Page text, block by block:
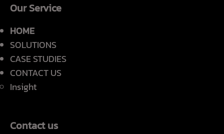
Our Service
HOME
SOLUTIONS
CASE STUDIES
CONTACT US
Insight
Contact us